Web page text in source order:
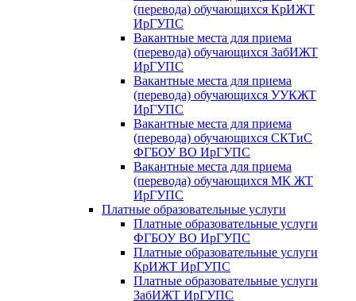
(перевода) обучающихся КрИЖТ
ИрГУПС
Вакантные места для приема
(перевода) обучающихся ЗабИЖТ
ИрГУПС
Вакантные места для приема
(перевода) обучающихся УУКЖТ
ИрГУПС
Вакантные места для приема
(перевода) обучающихся СКТиС
ФГБОУ ВО ИрГУПС
Вакантные места для приема
(перевода) обучающихся МК ЖТ
ИрГУПС
Платные образовательные услуги
Платные образовательные услуги
ФГБОУ ВО ИрГУПС
Платные образовательные услуги
КрИЖТ ИрГУПС
Платные образовательные услуги
ЗабИЖТ ИрГУПС